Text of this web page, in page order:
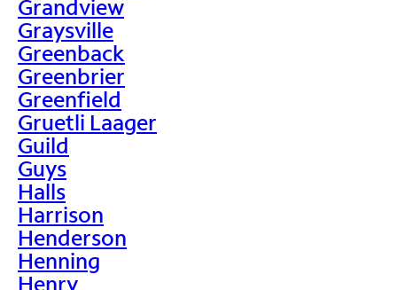
Grandview
Graysville
Greenback
Greenbrier
Greenfield
Gruetli Laager
Guild
Guys
Halls
Harrison
Henderson
Henning
Henry